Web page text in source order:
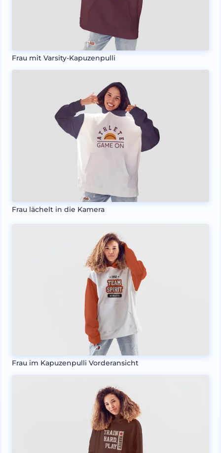
Frau mit Varsity-Kapuzenpulli
Frau lächelt in die Kamera
Frau im Kapuzenpulli Vorderansicht